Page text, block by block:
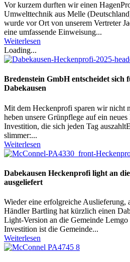
Vor kurzem durften wir einen
Umwelttechnik aus Melle
wurde vor Ort von unserem Vertreter
eine umfassende Einweisung...
Weiterlesen
Loading...
Bredenstein GmbH entscheidet sich
Dabekausen
Mit dem Heckenprofi sparen wir nicht
heben unsere Grünpflege auf ein
Investition, die sich jeden Tag
slimmer:...
Weiterlesen
Dabekausen Heckenprofi light an
ausgeliefert
Wieder eine erfolgreiche
Händler Bartling hat kürzlich einen
Light-Version an die Gemeinde
Investition ist die Gemeinde...
Weiterlesen